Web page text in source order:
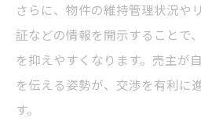
さらに、物件の維持管理状況や
証などの情報を開示することで
を抑えやすくなります。売主が
を伝える姿勢が、交渉を有利に
す。